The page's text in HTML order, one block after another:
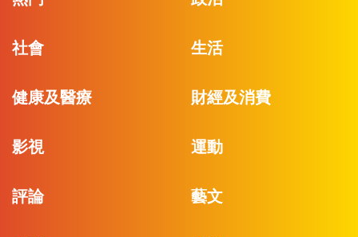
社會 生活
健康及醫療 財經及消費
影視 運動
評論 藝文